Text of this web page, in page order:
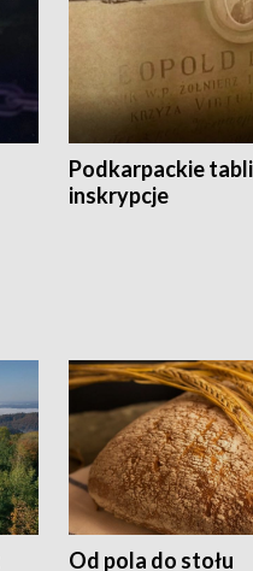
Podkarpackie
inskrypcje
Od pola do stołu